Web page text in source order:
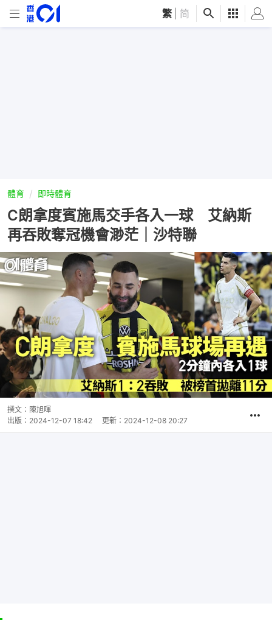
繁 简
體育 即時體育
C朗拿度賓施馬交手各入一球 艾納斯
再吞敗奪冠機會渺茫｜沙特聯
撰文： 陳旭暉
出版： 2024-12-07 18:42 更新： 2024-12-08 20:27